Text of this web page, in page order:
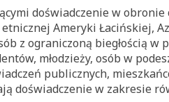
doświadczenie w
Ameryki Łacińskiej,
z ograniczoną biegłością
młodzieży, osób w
publicznych,
doświadczenie w zakresie